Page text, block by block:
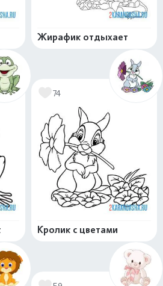
Жирафик отдыхает
74
Кролик с цветами